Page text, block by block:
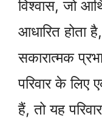
विश्वास, जो
आधारित होता
सकारात्मक
परिवार के
हैं, तो यह